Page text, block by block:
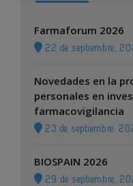
Farmaforum 2026
22 de septiembre,
Novedades en la
personales en
farmacovigilancia
23 de septiembre,
BIOSPAIN 2026
29 de septiembre,